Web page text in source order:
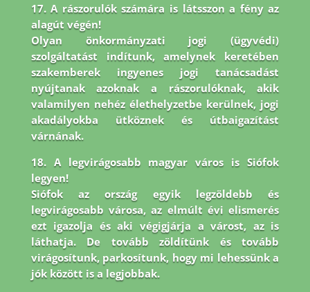
17. A rászorulók számára is látsszon a fény az
alagút végén!
Olyan önkormányzati jogi (ügyvédi)
szolgáltatást indítunk, amelynek keretében
szakemberek ingyenes jogi tanácsadást
nyújtanak azoknak a rászorulóknak, akik
valamilyen nehéz élethelyzetbe kerülnek, jogi
akadályokba ütköznek és útbaigazítást
várnának.
18. A legvirágosabb magyar város is Siófok
legyen!
Siófok az ország egyik legzöldebb és
legvirágosabb városa, az elmúlt évi elismerés
ezt igazolja és aki végigjárja a várost, az is
láthatja. De tovább zöldítünk és tovább
virágosítunk, parkosítunk, hogy mi lehessünk a
jók között is a legjobbak.